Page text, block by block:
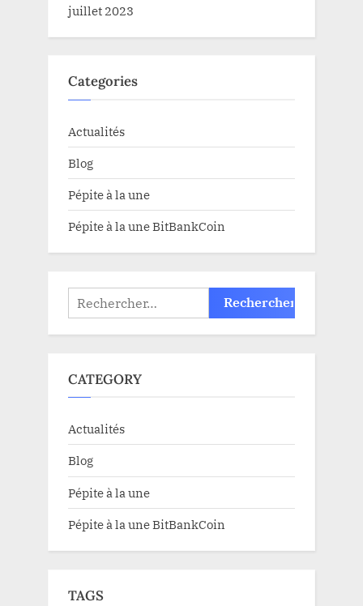
juillet 2023
Categories
Actualités
Blog
Pépite à la une
Pépite à la une BitBankCoin
Rechercher :
CATEGORY
Actualités
Blog
Pépite à la une
Pépite à la une BitBankCoin
TAGS